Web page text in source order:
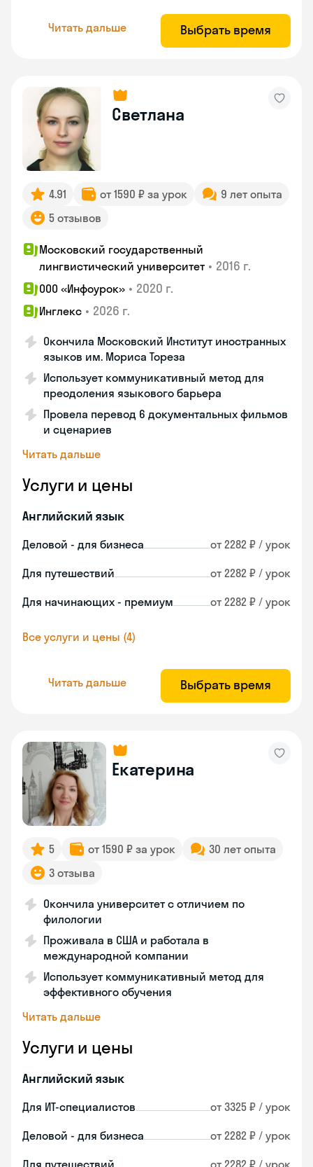
Читать дальше Выбрать время
Светлана
4.91 от 1590 ₽ за урок
9 лет опыта
5 отзывов
Московский государственный
лингвистический университет • 2016 г.
ООО «Инфоурок» • 2020 г.
Инглекс • 2026 г.
Окончила Московский Институт иностранных
языков им. Мориса Тореза
Использует коммуникативный метод для
преодоления языкового барьера
Провела перевод 6 документальных фильмов
и сценариев
Читать дальше
Услуги и цены
Английский язык
Деловой - для бизнеса от 2282 ₽ / урок
Для путешествий от 2282 ₽ / урок
Для начинающих - премиум от 2282 ₽ / урок
Все услуги и цены (4)
Читать дальше Выбрать время
Екатерина
5 от 1590 ₽ за урок
30 лет опыта
3 отзыва
Окончила университет с отличием по
филологии
Проживала в США и работала в
международной компании
Использует коммуникативный метод для
эффективного обучения
Читать дальше
Услуги и цены
Английский язык
Для ИТ-специалистов от 3325 ₽ / урок
Деловой - для бизнеса от 2282 ₽ / урок
Для путешествий от 2282 ₽ / урок